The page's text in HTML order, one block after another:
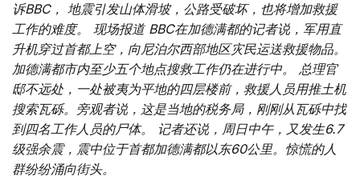
诉BBC， 地震引发山体滑坡，公路受破坏，也将增加救援
工作的难度。 现场报道 BBC在加德满都的记者说，军用直
升机穿过首都上空，向尼泊尔西部地区灾民运送救援物品。
加德满都市内至少五个地点搜救工作仍在进行中。 总理官
邸不远处，一处被夷为平地的四层楼前，救援人员用推土机
搜索瓦砾。旁观者说，这是当地的税务局，刚刚从瓦砾中找
到四名工作人员的尸体。 记者还说，周日中午，又发生6.7
级强余震，震中位于首都加德满都以东60公里。惊慌的人
群纷纷涌向街头。